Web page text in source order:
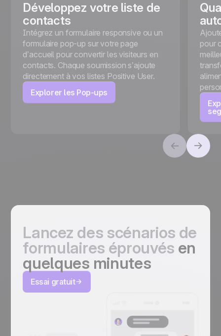
Développez votre liste de
contacts
Intégrez un formulaire responsive ou un
formulaire pop-up sur votre page
d’accueil pour convertir les visiteurs en
contacts. Chaque soumission s’ajoute
directement à vos listes Positive User.
Explorer les Pop-ups
pour
Lancez des scénarios de
formulaires éprouvés en
quelques minutes
Essai gratuit